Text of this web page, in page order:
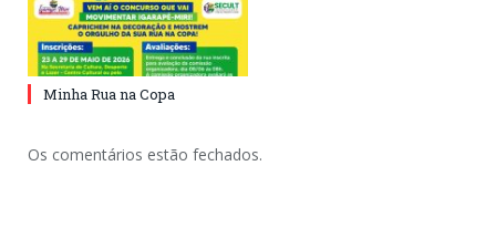
Minha Rua na Copa
Os comentários estão fechados.